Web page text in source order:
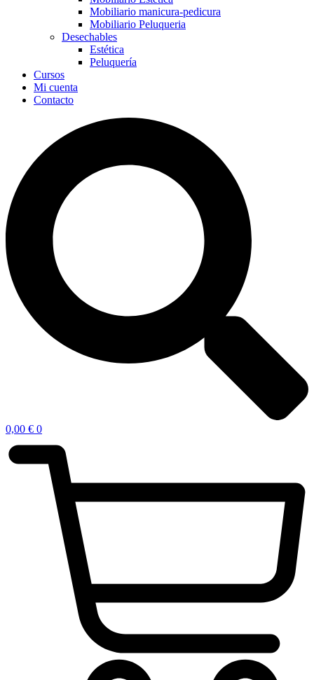
Mobiliario manicura-pedicura
Mobiliario Peluqueria
Desechables
Estética
Peluquería
Cursos
Mi cuenta
Contacto
0,00 € 0